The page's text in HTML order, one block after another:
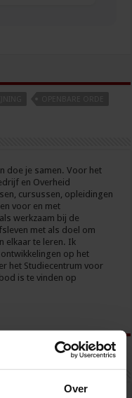
Over
doe je samen. Voor het
en Overheid
cursussen, opleidingen
voor en met
werkzaam bij de
met als doel om
elkaar te leren. Ik
op het
het Studiecentrum voor
is te vinden op